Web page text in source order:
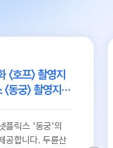
호프〉 촬영지
동궁〉 촬영지
플릭스 '동궁'의
공합니다. 두륜산